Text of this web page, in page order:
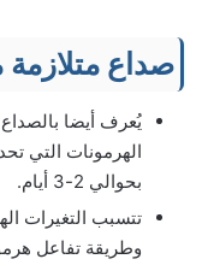
صداع
يُعرف أيضا
الهرمونات التي
بحوالي 2-3 أيام.
تتسبب التغيرات
وطريقة تفاعل